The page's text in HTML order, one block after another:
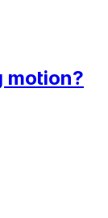
motion?